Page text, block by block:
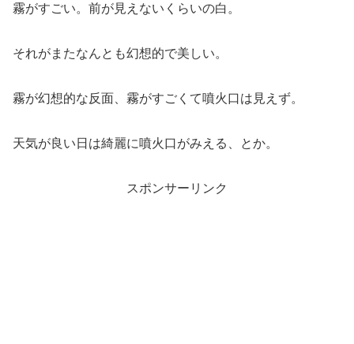
霧がすごい。前が見えないくらいの白。
それがまたなんとも幻想的で美しい。
霧が幻想的な反面、霧がすごくて噴火口は見えず。
天気が良い日は綺麗に噴火口がみえる、とか。
スポンサーリンク